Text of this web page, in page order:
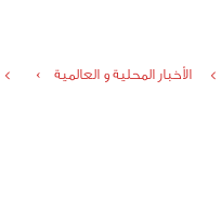
الأخبار المحلية و العالمية ›